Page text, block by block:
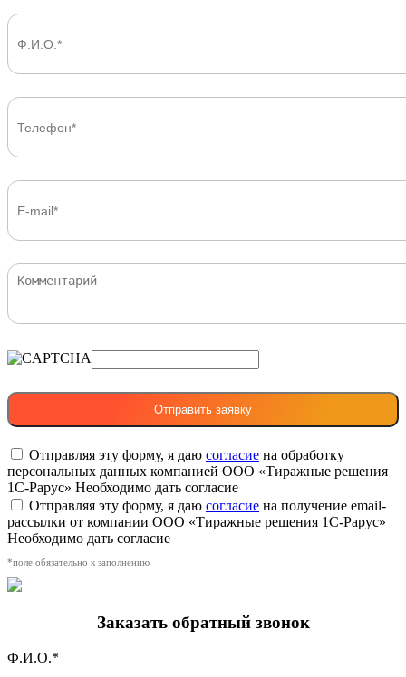
Отправляя эту форму, я даю согласие на обработку
персональных данных компанией ООО «Тиражные решения
1С-Рарус» Необходимо дать согласие
Отправляя эту форму, я даю согласие на получение email-
рассылки от компании ООО «Тиражные решения 1С-Рарус»
Необходимо дать согласие
*поле обязательно к заполнению
Заказать обратный звонок
Ф.И.О.*